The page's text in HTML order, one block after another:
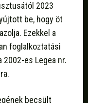
2023
be, hogy öt
Ezekkel a
foglalkoztatási
es Legea nr.
becsült